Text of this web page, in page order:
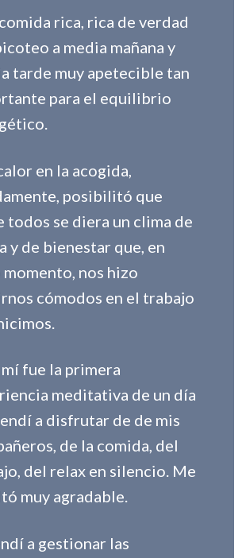
rica, rica de verdad
a media mañana y
tarde muy apetecible tan
para el equilibrio
en la acogida,
posibilitó que
todos se diera un clima de
y de bienestar que, en
nos hizo
cómodos en el trabajo
mí fue la primera
meditativa de un día
a disfrutar de de mis
de la comida, del
del relax en silencio. Me
muy agradable.
a gestionar las